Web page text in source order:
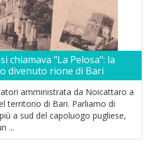
chiamava "La Pelosa": la
divenuto rione di Bari
amministrata da Noicattaro a
territorio di Bari. Parliamo di
a sud del capoluogo pugliese,
...